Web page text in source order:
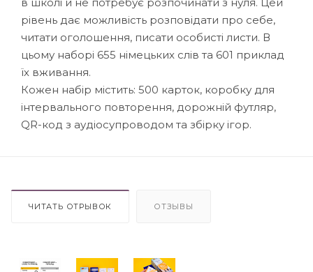
рівень дає можливість розповідати про себе,
читати оголошення, писати особисті листи. В
цьому наборі 655 німецьких слів та 601 приклад
їх вживання.
Кожен набір містить: 500 карток, коробку для
інтервального повторення, дорожній футляр,
QR-код з аудіосупроводом та збірку ігор.
ЧИТАТЬ ОТРЫВОК ОТЗЫВЫ